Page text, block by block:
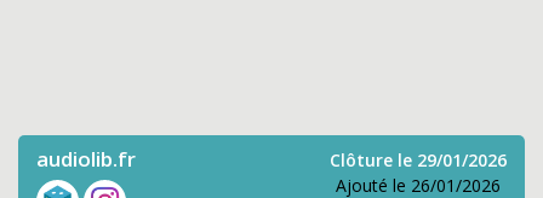
audiolib.fr
Clôture le 29/01/2026
Ajouté le 26/01/2026